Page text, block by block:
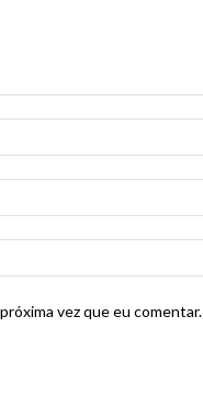
vez que eu comentar.